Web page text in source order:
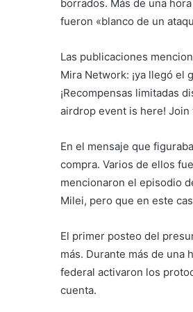
borrados. Más de una
fueron «blanco de un
Las publicaciones
Mira Network: ¡ya llegó el
¡Recompensas limitadas
airdrop event is here!
En el mensaje que
compra. Varios de ellos
mencionaron el episodio
Milei, pero que en este
El primer posteo del
más. Durante más de una
federal activaron los
cuenta.